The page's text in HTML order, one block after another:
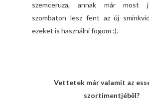
szemceruza, annak már most
szombaton lesz fent az új
ezeket is használni fogom :).
Vettetek már valamit az
szortimentjéből?